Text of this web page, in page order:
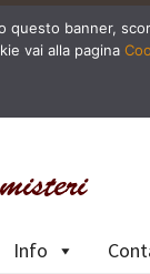
Info
banner,
vai alla pagina